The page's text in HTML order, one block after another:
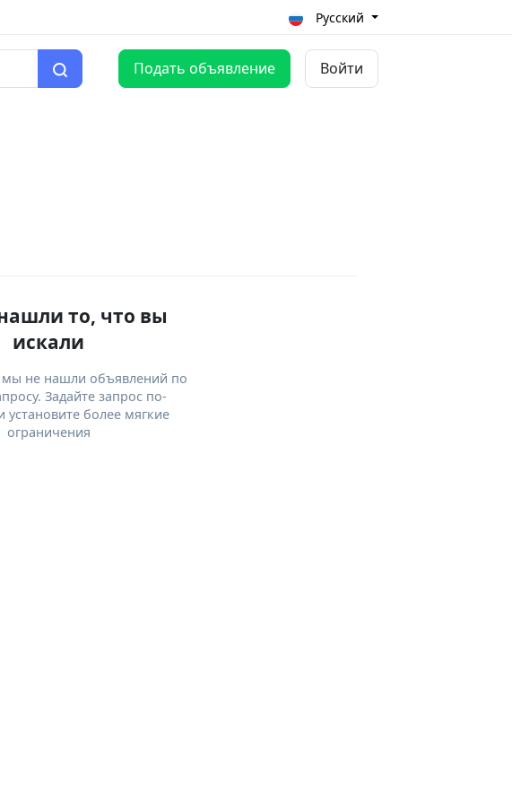
Русский
Подать объявление Войти
то, что вы
искали
не нашли объявлений по
Задайте запрос по-
установите более мягкие
ограничения